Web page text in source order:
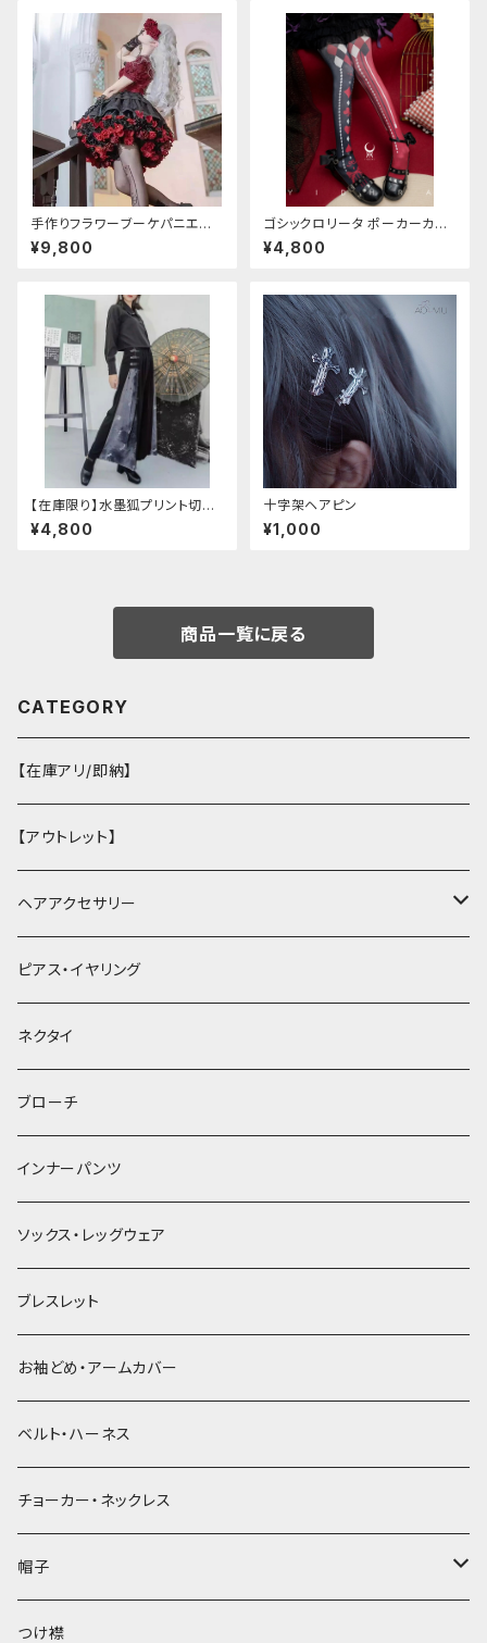
手作りフラワーブーケパニエ
（❁⃘5色展開❁⃘）
¥9,800
ゴシックロリータ ポーカーカー
ド柄 プリントタイツ
¥4,800
【在庫限り】水墨狐プリント切替
サイドバックルワイドパンツ（Lサ
イズ
¥4,800
十字架ヘアピン
¥1,000
商品一覧に戻る
CATEGORY
【在庫アリ/即納】
【アウトレット】
ヘアアクセサリー
ヘアクリップ
ヘッドドレス・カチューシャ
ヘアゴム
簪
ピアス・イヤリング
ネクタイ
ブローチ
インナーパンツ
ソックス・レッグウェア
ブレスレット
お袖どめ・アームカバー
ベルト・ハーネス
チョーカー・ネックレス
帽子
ベレー帽
つけ襟